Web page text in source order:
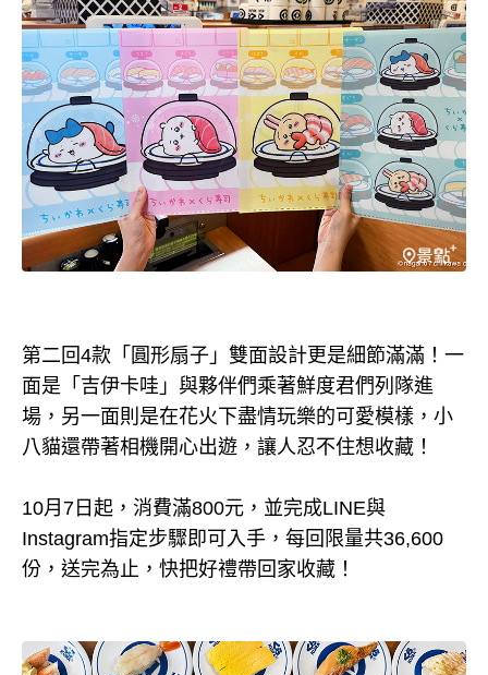
第二回4款「圓形扇子」雙面設計更是細節滿滿！一
面是「吉伊卡哇」與夥伴們乘著鮮度君們列隊進
場，另一面則是在花火下盡情玩樂的可愛模樣，小
八貓還帶著相機開心出遊，讓人忍不住想收藏！
10月7日起，消費滿800元，並完成LINE與
Instagram指定步驟即可入手，每回限量共36,600
份，送完為止，快把好禮帶回家收藏！